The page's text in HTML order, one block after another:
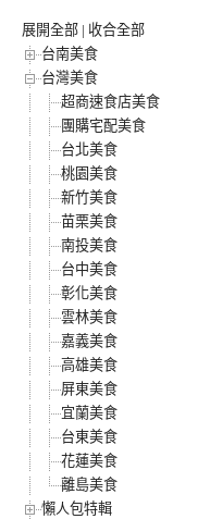
展開全部 | 收合全部
台南美食
台灣美食
超商速食店美食
團購宅配美食
台北美食
桃園美食
新竹美食
苗栗美食
南投美食
台中美食
彰化美食
雲林美食
嘉義美食
高雄美食
屏東美食
宜蘭美食
台東美食
花蓮美食
離島美食
懶人包特輯